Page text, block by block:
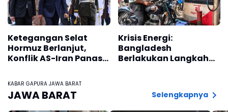
Ketegangan Selat
Hormuz Berlanjut,
Konflik AS-Iran Panas,
Krisis Energi:
Bangladesh
Berlakukan Langkah
KABAR GAPURA JAWA BARAT
JAWA BARAT Selengkapnya